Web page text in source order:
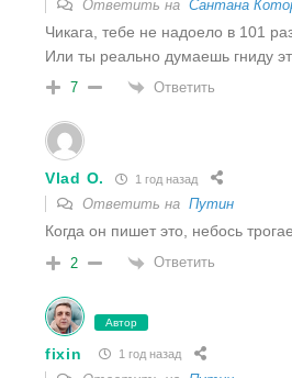
Ответить на Сантана
Чикага, тебе не надоело в 101
Или ты реально думаешь гниду
7 Ответить
Vlad O. 1 год назад
Ответить на Путин
Когда он пишет это, небось
2 Ответить
Автор
fixin 1 год назад